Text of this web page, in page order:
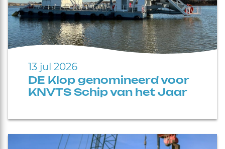
13 jul 2026
DE Klop genomineerd voor
KNVTS Schip van het Jaar